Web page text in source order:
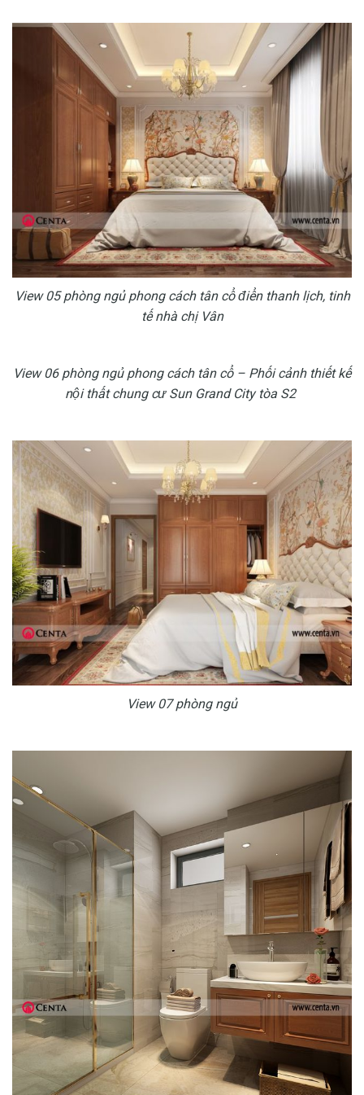
View 05 phòng ngủ phong cách tân cổ điển thanh lịch, tinh
tế nhà chị Vân
View 06 phòng ngủ phong cách tân cổ – Phối cảnh thiết kế
nội thất chung cư Sun Grand City tòa S2
View 07 phòng ngủ